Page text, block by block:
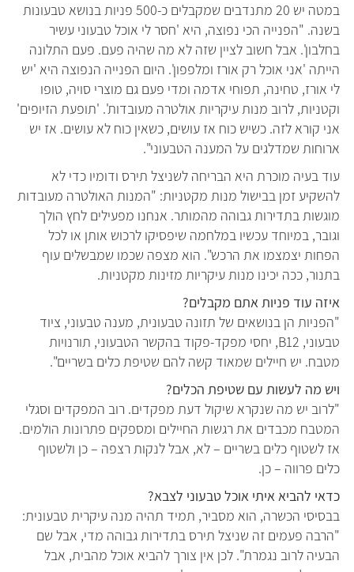
במטה יש 20 מתנדבים שמקבלים כ-500 פניות בנושא טבעונות
בשנה. "הפנייה הכי נפוצה, היא 'חסר לי אוכל טבעוני עשיר
בחלבון'. אבל חשוב לציין שזה לא מה שהיה פעם. פעם התלונה
הייתה 'אני אוכל רק אורז ומלפפון'. היום הפנייה הנפוצה היא 'יש
לי אורז, טחינה, תפוחי אדמה ומדי פעם גם מוצרי סויה, טופו
וקטניות, לרוב מנות עיקריות אולטרה מעובדות'. 'תופעת הזיופים'
אני קורא לזה. כשיש כוח אז עושים, כשאין כוח לא עושים. אז יש
ארוחות שמדלגים על המענה הטבעוני".
עוד בעיה מוכרת היא הבריחה לשניצל תירס ודומיו כדי לא
להשקיע זמן בבישול מנות מקטניות: "המנות האולטרה מעובדות
מוגשות בתדירות גבוהה מהמותר. אנחנו מפעילים לחץ הולך
וגובר, במיוחד עכשיו במלחמה שיפסיקו לרכוש אותן או לכל
הפחות יצמצמו את הרכש". הוא מצפה שכמו שמבשלים עוף
בתנור, ככה יכינו מנות עיקריות מזינות מקטניות.
איזה עוד פניות אתם מקבלים?
"הפניות הן בנושאים של תזונה טבעונית, מענה טבעוני, ציוד
טבעוני, B12, יחסי מפקד-פקוד בהקשר הטבעוני, תורנויות
מטבח. יש חיילים שמאוד קשה להם שטיפת כלים בשריים".
ויש מה לעשות עם שטיפת הכלים?
"לרוב יש מה שנקרא שיקול דעת מפקדים. רוב המפקדים וסגלי
המטבח מכבדים את רגשות החיילים ומספקים פתרונות הולמים.
אז לשטוף כלים בשריים – לא, אבל לנקות רצפה – כן ולשטוף
כלים פרווה – כן.
כדאי להביא איתי אוכל טבעוני לצבא?
בבסיסי הכשרה, הוא מסביר, תמיד תהיה מנה עיקרית טבעונית:
"הרבה פעמים זה שניצל תירס בתדירות גבוהה מדי, אבל שם
הבעיה לרוב נגמרת". לכן אין צורך להביא אוכל מהבית, אבל